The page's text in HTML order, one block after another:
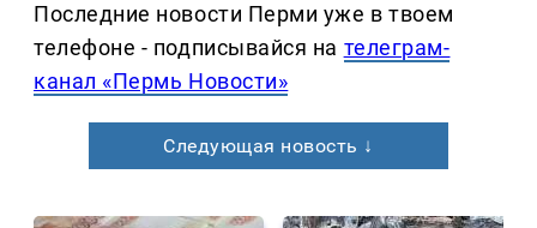
Последние новости Перми уже в твоем
телефоне - подписывайся на телеграм-
канал «Пермь Новости»
Следующая новость ↓